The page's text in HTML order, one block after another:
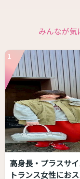
みんなが気
1
高身長・プラスサ
トランス女性にお